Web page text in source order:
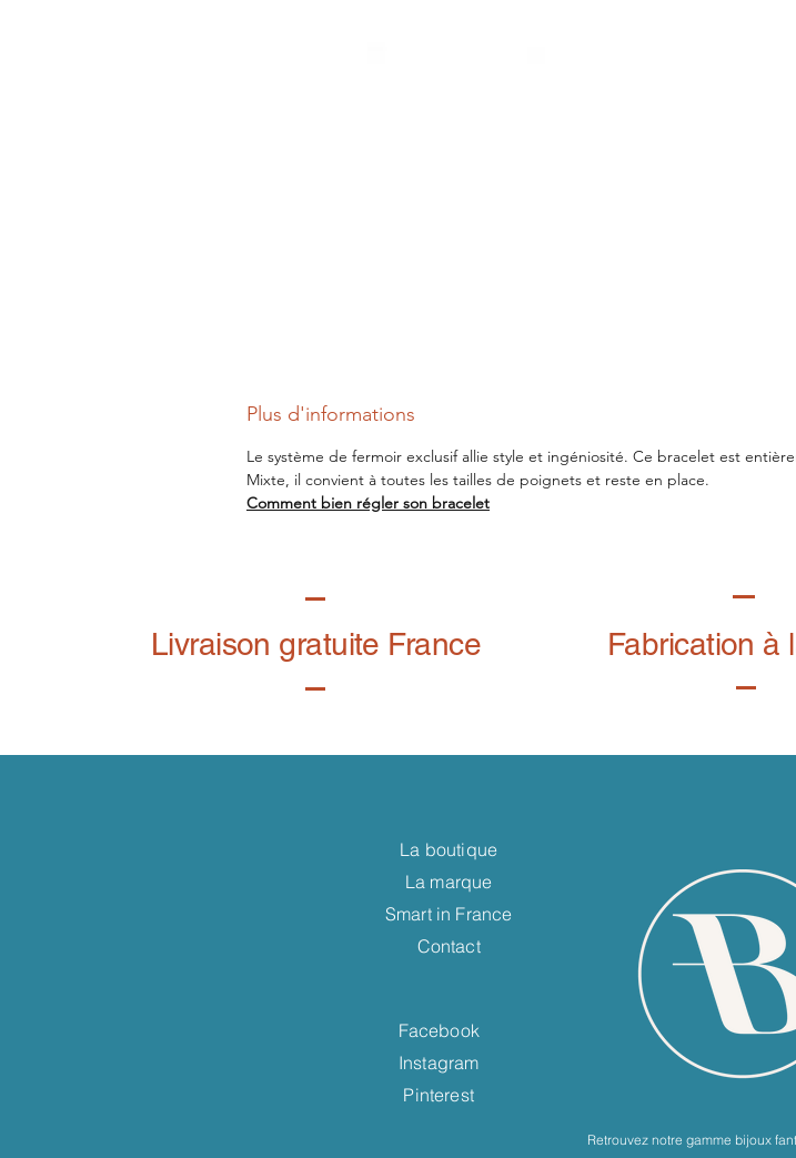
Plus d'informations
Le système de fermoir exclusif allie style et ingéniosité. Ce bracelet est
Mixte, il convient à toutes les tailles de poignets et reste en place.
Comment bien régler son bracelet
Livraison gratuite France Fabrication à
La boutique
La marque
Smart in France
Contact
Facebook
Instagram
Pinterest
Retrouvez notre gamme bijoux